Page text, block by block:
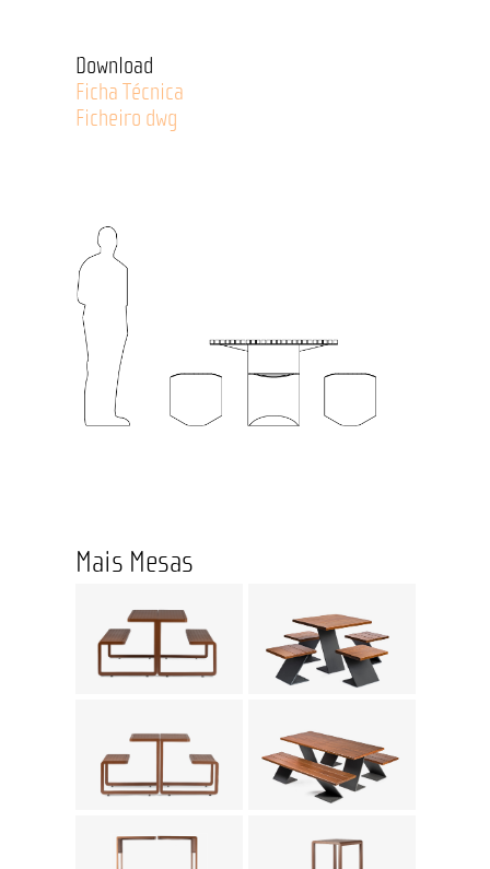
Download
Ficha Técnica
Ficheiro dwg
Mais Mesas